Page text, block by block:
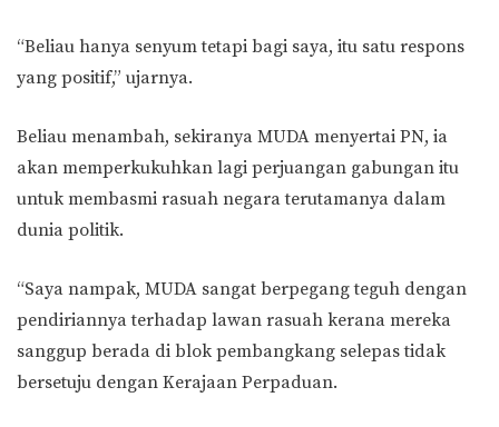
“Beliau hanya senyum tetapi bagi saya, itu satu respons
yang positif,” ujarnya.
Beliau menambah, sekiranya MUDA menyertai PN, ia
akan memperkukuhkan lagi perjuangan gabungan itu
untuk membasmi rasuah negara terutamanya dalam
dunia politik.
“Saya nampak, MUDA sangat berpegang teguh dengan
pendiriannya terhadap lawan rasuah kerana mereka
sanggup berada di blok pembangkang selepas tidak
bersetuju dengan Kerajaan Perpaduan.